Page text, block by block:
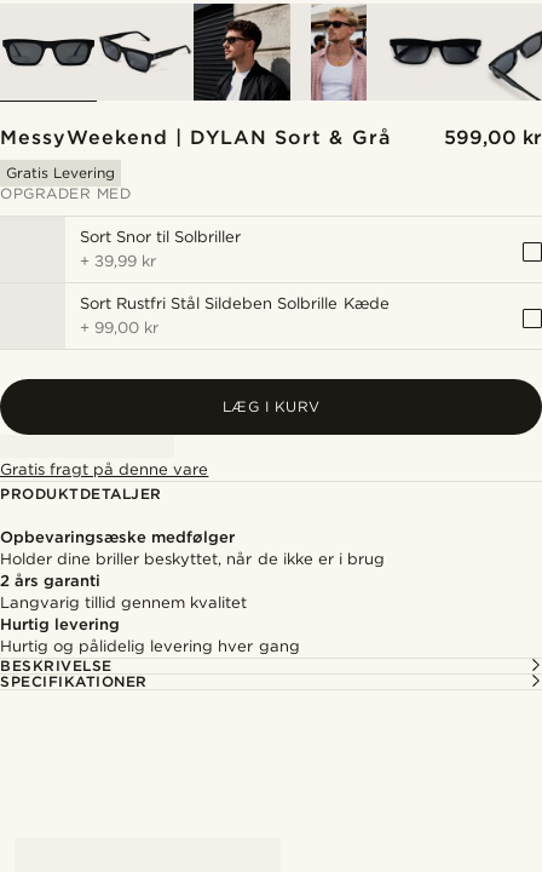
MessyWeekend | DYLAN Sort & Grå 599,00 kr
Gratis Levering
OPGRADER MED
Sort Snor til Solbriller
+ 39,99 kr
Sort Rustfri Stål Sildeben Solbrille Kæde
+ 99,00 kr
LÆG I KURV
Gratis fragt på denne vare
PRODUKTDETALJER
Opbevaringsæske medfølger
Holder dine briller beskyttet, når de ikke er i brug
2 års garanti
Langvarig tillid gennem kvalitet
Hurtig levering
Hurtig og pålidelig levering hver gang
BESKRIVELSE
SPECIFIKATIONER